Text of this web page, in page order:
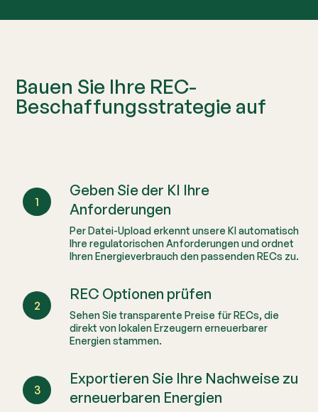
Bauen Sie Ihre REC-
Beschaffungsstrategie auf
1
Geben Sie der KI Ihre
Anforderungen
Per Datei-Upload erkennt unsere KI automatisch
Ihre regulatorischen Anforderungen und ordnet
Ihren Energieverbrauch den passenden RECs zu.
2
REC Optionen prüfen
Sehen Sie transparente Preise für RECs, die
direkt von lokalen Erzeugern erneuerbarer
Energien stammen.
3
Exportieren Sie Ihre Nachweise zu
erneuerbaren Energien